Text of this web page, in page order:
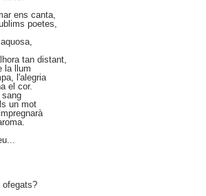
ens canta,
poetes,
tan distant,
la llum
l'alegria
el cor.
sang
un mot
ofegats?